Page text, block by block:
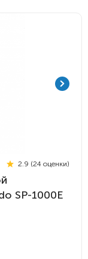
2.9 (24 оценки)
SP-1000E